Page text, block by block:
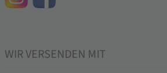
WIR VERSENDEN MIT